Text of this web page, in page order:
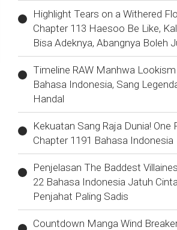
Highlight Tears on a Withered
Chapter 113 Haesoo Be Like,
Bisa Adeknya, Abangnya Boleh
Timeline RAW Manhwa
Bahasa Indonesia, Sang
Handal
Kekuatan Sang Raja Dunia! One
Chapter 1191 Bahasa Indonesia
Penjelasan The Baddest
22 Bahasa Indonesia Jatuh
Penjahat Paling Sadis
Countdown Manga Wind